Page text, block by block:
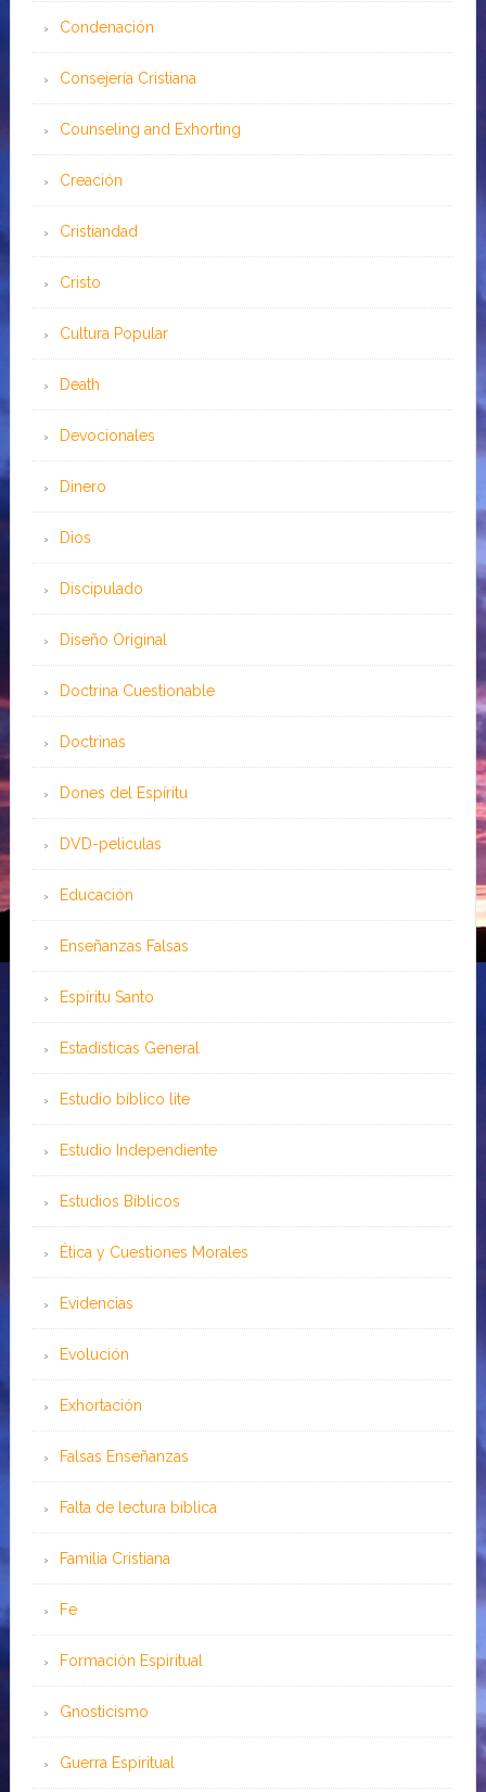
Condenación
Consejería Cristiana
Counseling and Exhorting
Creación
Cristiandad
Cristo
Cultura Popular
Death
Devocionales
Dinero
Dios
Discipulado
Diseño Original
Doctrina Cuestionable
Doctrinas
Dones del Espíritu
DVD-peliculas
Educación
Enseñanzas Falsas
Espíritu Santo
Estadísticas General
Estudio bíblico lite
Estudio Independiente
Estudios Bíblicos
Ética y Cuestiones Morales
Evidencias
Evolución
Exhortación
Falsas Enseñanzas
Falta de lectura bíblica
Familia Cristiana
Fe
Formación Espiritual
Gnosticismo
Guerra Espiritual